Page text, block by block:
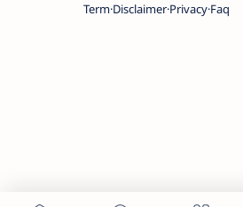
Term Disclaimer Privacy Faq